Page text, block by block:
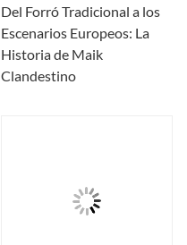
Del Forró Tradicional a los
Escenarios Europeos: La
Historia de Maik
Clandestino